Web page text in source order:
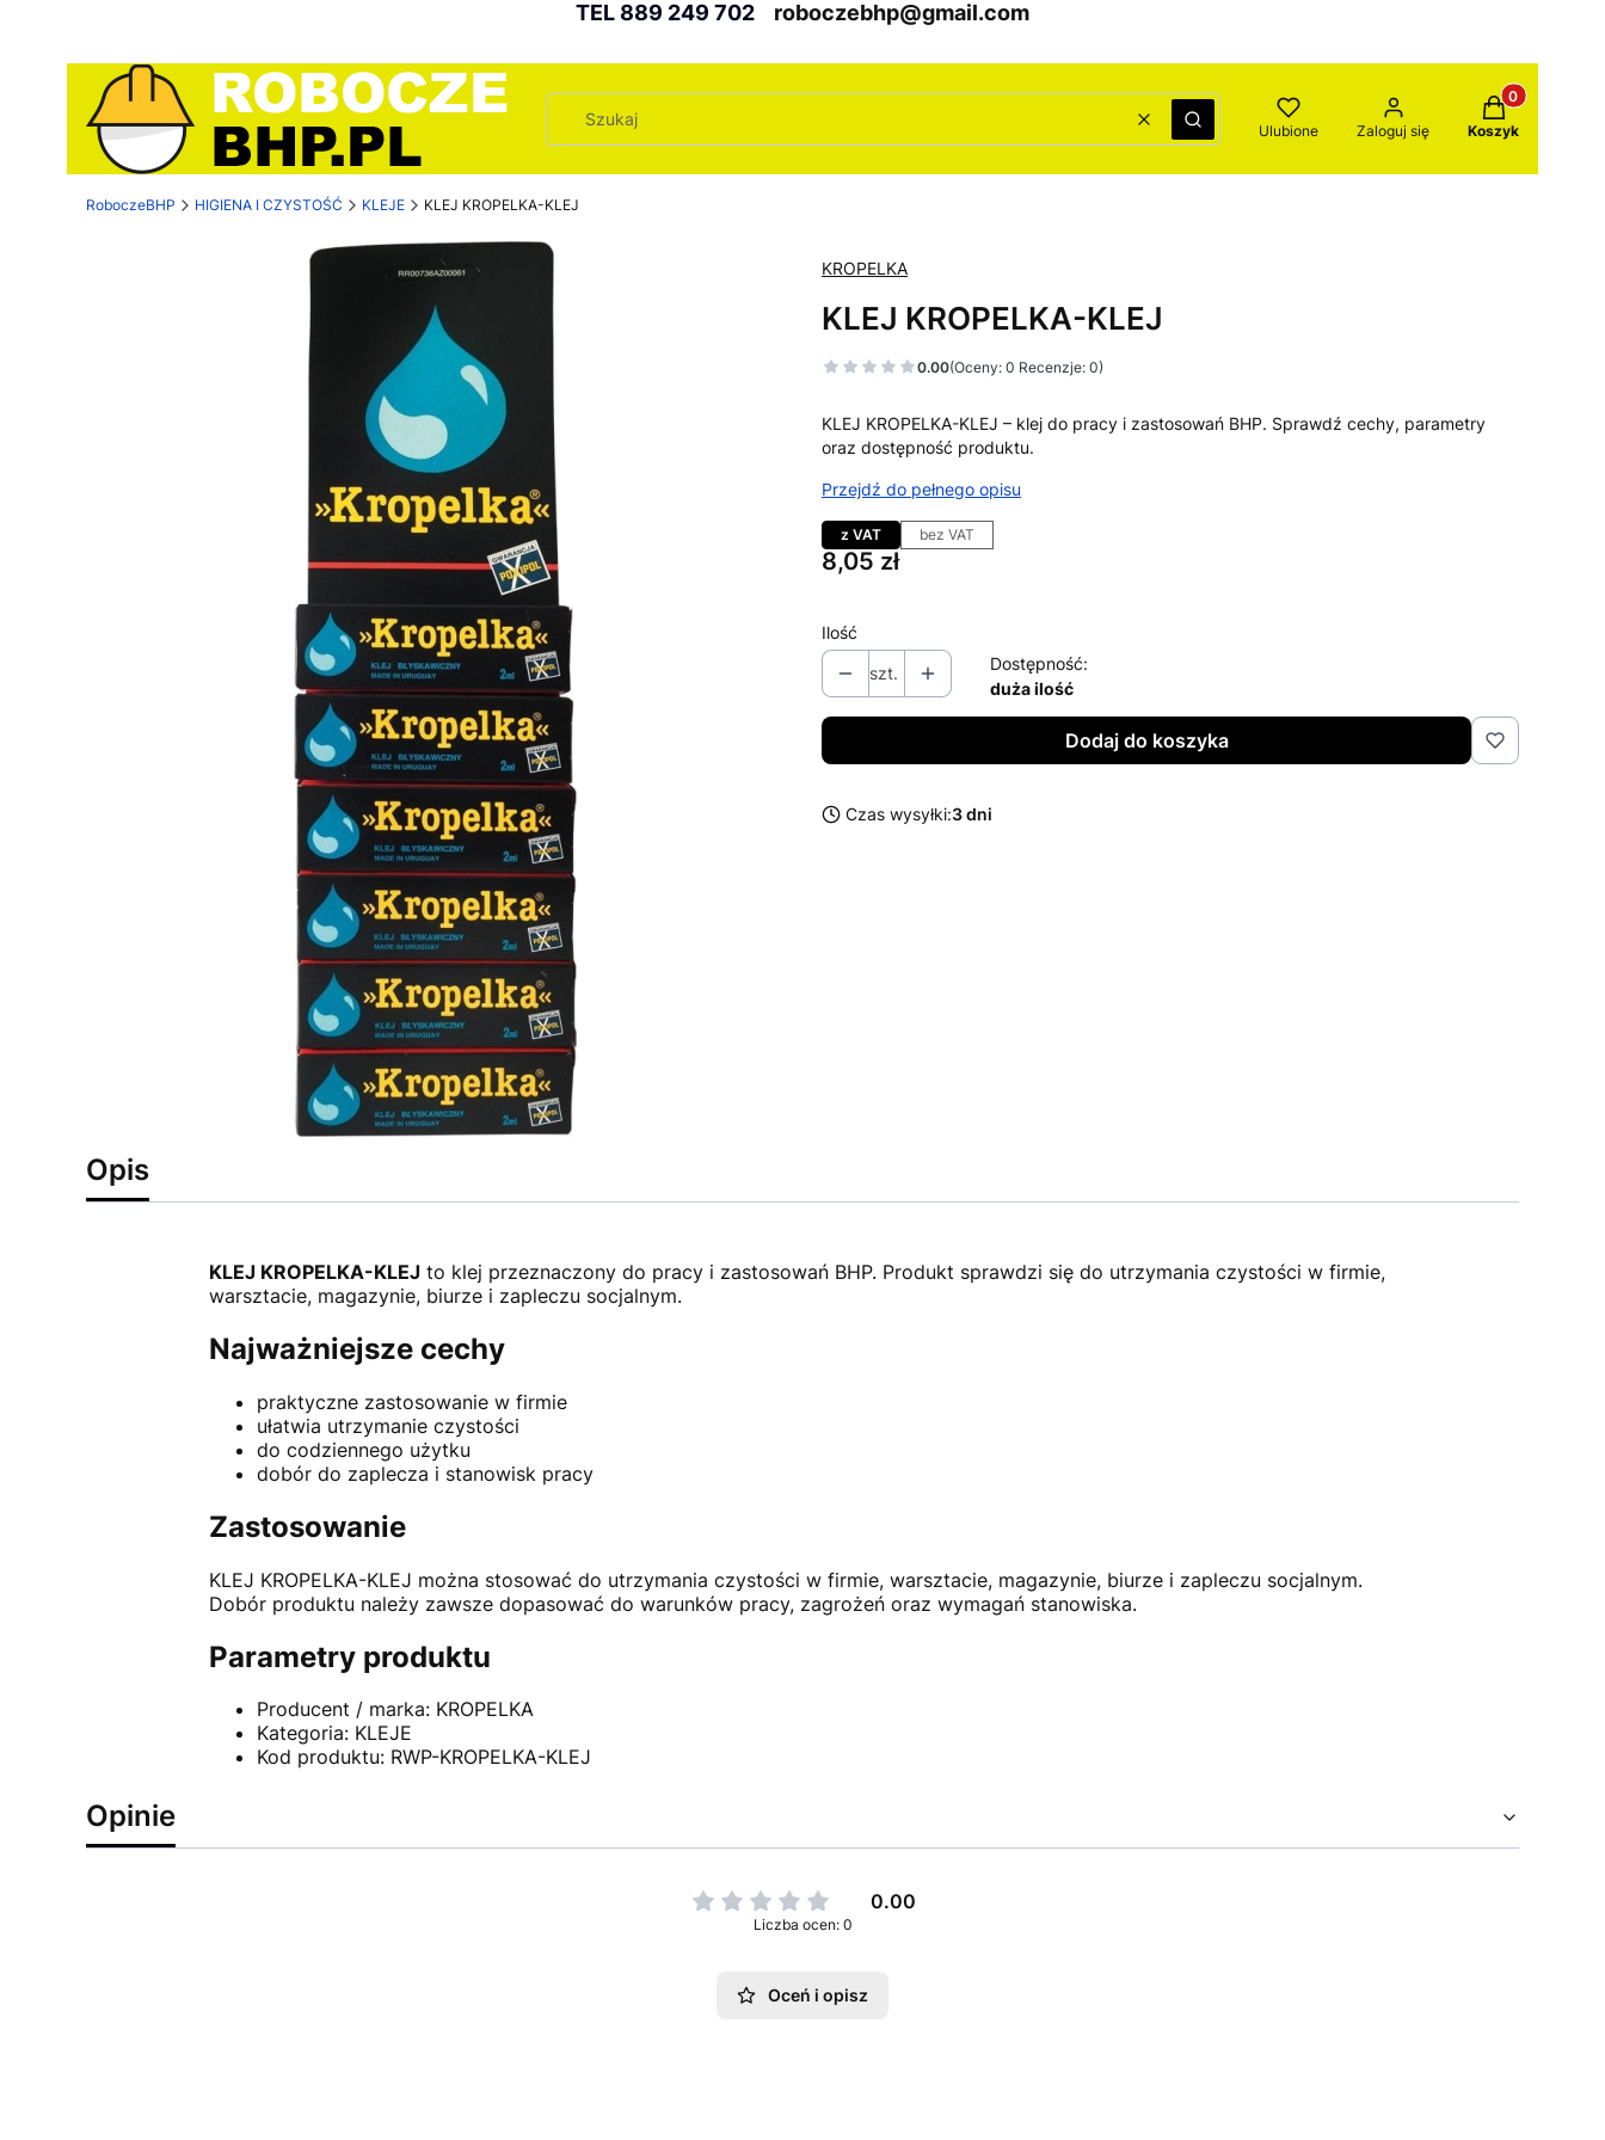
TEL 889 249 702 roboczebhp@gmail.com
WyczyśćSzukaj Ulubione Zaloguj się
Produkty w
Koszyk
RoboczeBHP HIGIENA I CZYSTOŚĆ KLEJE KLEJ KROPELKA-KLEJ
KROPELKA
KLEJ KROPELKA-KLEJ
0.00(Oceny: 0 Recenzje: 0)
KLEJ KROPELKA-KLEJ – klej do pracy i zastosowań BHP. Sprawdź cechy, parametry
oraz dostępność produktu.
Przejdź do pełnego opisu
z VAT bez VAT
Cena
8,05 zł
Ilość
szt.
Dostępność:
duża ilość
Dodaj do koszyka
Czas wysyłki:3 dni
Opis
KLEJ KROPELKA-KLEJto klej przeznaczony do pracy i zastosowań BHP. Produkt sprawdzi się do utrzymania czystości w firmie,
warsztacie, magazynie, biurze i zapleczu socjalnym.
Najważniejsze cechy
praktyczne zastosowanie w firmie
ułatwia utrzymanie czystości
do codziennego użytku
dobór do zaplecza i stanowisk pracy
Zastosowanie
KLEJ KROPELKA-KLEJ można stosować do utrzymania czystości w firmie, warsztacie, magazynie, biurze i zapleczu socjalnym.
Dobór produktu należy zawsze dopasować do warunków pracy, zagrożeń oraz wymagań stanowiska.
Parametry produktu
Producent / marka: KROPELKA
Kategoria: KLEJE
Kod produktu: RWP-KROPELKA-KLEJ
Opinie
0.00
Liczba ocen: 0
Oceń i opisz